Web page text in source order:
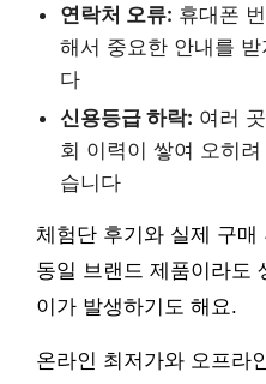
연락처 오류: 휴대폰
해서 중요한 안내를
다
신용등급 하락: 여러
회 이력이 쌓여 오히
습니다
체험단 후기와 실제 구
동일 브랜드 제품이라도
이가 발생하기도 해요.
온라인 최저가와 오프라